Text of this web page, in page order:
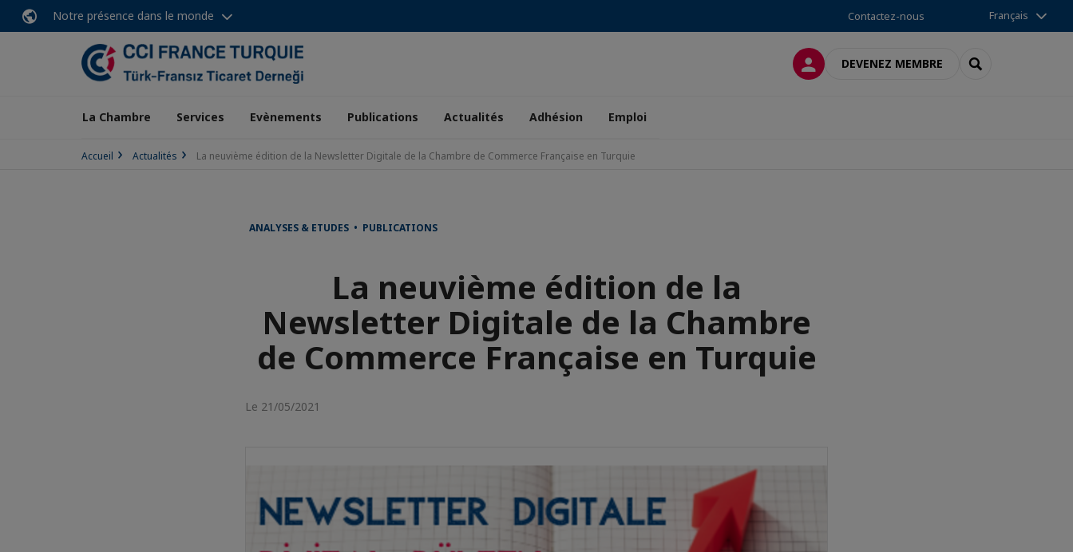
Notre présence dans le monde Contactez-nous Français
CONNEXIONDEVENEZ MEMBRE RECHERCHER
La Chambre Services Evènements Publications Actualités Adhésion Emploi
Accueil Actualités La neuvième édition de la Newsletter Digitale de la Chambre de Commerce Française en Turquie
ANALYSES & ETUDES • PUBLICATIONS
La neuvième édition de la
Newsletter Digitale de la Chambre
de Commerce Française en Turquie
Le 21/05/2021